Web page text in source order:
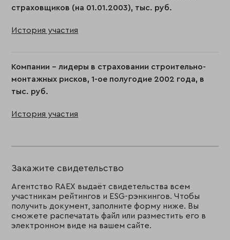
страховщиков (на 01.01.2003), тыс. руб.
История участия
Компании - лидеры в страховании строительно-
монтажных рисков, 1-ое полугодие 2002 года, в
тыс. руб.
История участия
Закажите свидетельство
Агентство RAEX выдаёт свидетельства всем
участникам рейтингов и ESG-рэнкингов. Чтобы
получить документ, заполните форму ниже. Вы
сможете распечатать файл или разместить его в
электронном виде на вашем сайте.